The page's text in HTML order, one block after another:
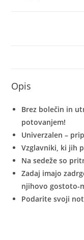
Opis
Brez bolečin in
potovanjem!
Univerzalen –
Vzglavniki, ki jih
Na sedeže so
Zadaj imajo
njihovo gostoto-
Podarite svoji